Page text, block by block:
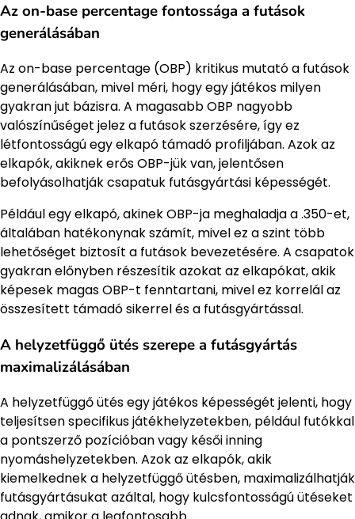
Az on-base percentage fontossága a futások
generálásában
Az on-base percentage (OBP) kritikus mutató a futások
generálásában, mivel méri, hogy egy játékos milyen
gyakran jut bázisra. A magasabb OBP nagyobb
valószínűséget jelez a futások szerzésére, így ez
létfontosságú egy elkapó támadó profiljában. Azok az
elkapók, akiknek erős OBP-jük van, jelentősen
befolyásolhatják csapatuk futásgyártási képességét.
Például egy elkapó, akinek OBP-ja meghaladja a .350-et,
általában hatékonynak számít, mivel ez a szint több
lehetőséget biztosít a futások bevezetésére. A csapatok
gyakran előnyben részesítik azokat az elkapókat, akik
képesek magas OBP-t fenntartani, mivel ez korrelál az
összesített támadó sikerrel és a futásgyártással.
A helyzetfüggő ütés szerepe a futásgyártás
maximalizálásában
A helyzetfüggő ütés egy játékos képességét jelenti, hogy
teljesítsen specifikus játékhelyzetekben, például futókkal
a pontszerző pozícióban vagy késői inning
nyomáshelyzetekben. Azok az elkapók, akik
kiemelkednek a helyzetfüggő ütésben, maximalizálhatják
futásgyártásukat azáltal, hogy kulcsfontosságú ütéseket